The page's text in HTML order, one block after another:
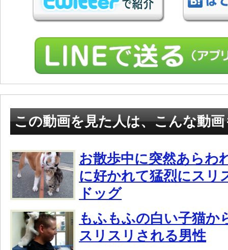
この動画を見た人は、こんな動
お散歩中に突然あらわ
に好かれて猛烈にスリ
ドッグ
もふもふの白い子猫か
スリスリされる男性